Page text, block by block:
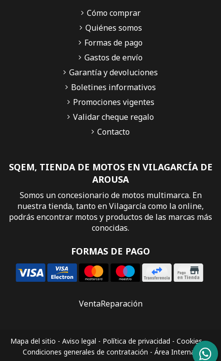
SQEM, TIENDA DE MOTOS EN VILAGARCÍA DE
AROUSA
Somos un concesionario de motos multimarca. En
nuestra tienda, tanto en Vilagarcía como la online,
podrás encontrar motos y productos de las marcas más
conocidas.
FORMAS DE PAGO
Cómo comprar
Quiénes somos
Formas de pago
Gastos de envío
Garantía y devoluciones
Boletines informativos
Promociones vigentes
Validar cheque regalo
Contacto
VentaReparación
Mapa del sitio - Aviso legal - Política de privacidad - Cookies-
Condiciones generales de contratación - Área Interna